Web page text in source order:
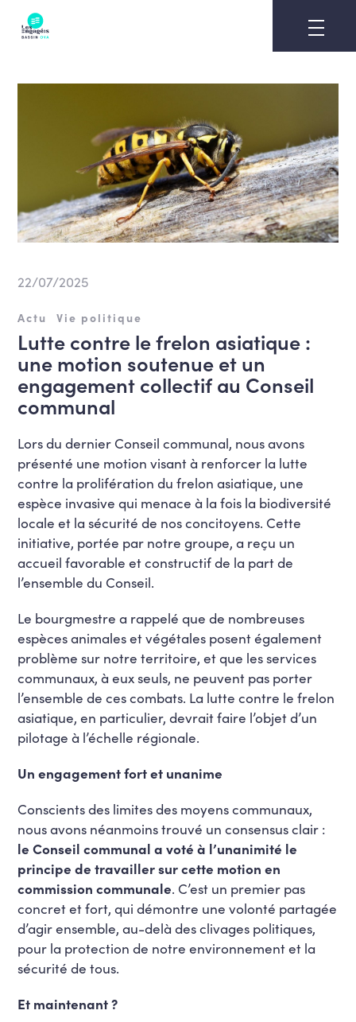
22/07/2025
Actu Vie politique
Lutte contre le frelon asiatique :
une motion soutenue et un
engagement collectif au Conseil
communal
Lors du dernier Conseil communal, nous avons
présenté une motion visant à renforcer la lutte
contre la prolifération du frelon asiatique, une
espèce invasive qui menace à la fois la biodiversité
locale et la sécurité de nos concitoyens. Cette
initiative, portée par notre groupe, a reçu un
accueil favorable et constructif de la part de
l’ensemble du Conseil.
Le bourgmestre a rappelé que de nombreuses
espèces animales et végétales posent également
problème sur notre territoire, et que les services
communaux, à eux seuls, ne peuvent pas porter
l’ensemble de ces combats. La lutte contre le frelon
asiatique, en particulier, devrait faire l’objet d’un
pilotage à l’échelle régionale.
Un engagement fort et unanime
Conscients des limites des moyens communaux,
nous avons néanmoins trouvé un consensus clair :
le Conseil communal a voté à l’unanimité le
principe de travailler sur cette motion en
commission communale. C’est un premier pas
concret et fort, qui démontre une volonté partagée
d’agir ensemble, au-delà des clivages politiques,
pour la protection de notre environnement et la
sécurité de tous.
Et maintenant ?